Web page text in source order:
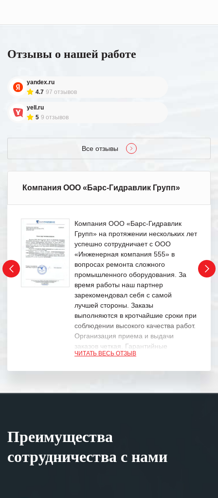
Отзывы о нашей работе
yandex.ru
4.7 97 отзывов
yell.ru
5 9 отзывов
Все отзывы
Компания ООО «Барс-Гидравлик Групп»
Компания ООО «Барс-Гидравлик
Групп» на протяжении нескольких лет
успешно сотрудничает с ООО
«Инженерная компания 555» в
вопросах ремонта сложного
промышленного оборудования. За
время работы наш партнер
зарекомендовал себя с самой
лучшей стороны. Заказы
выполняются в кротчайшие сроки при
соблюдении высокого качества работ.
Организация приема и выдачи
заказов четкая. Гарантийные
обязательства выполняются в
Особенно хочется отметить высокую
клиентоориентированность
персонала Вашей компании,
ЧИТАТЬ ВЕСЬ ОТЗЫВ
Преимущества
сотрудничества с нами